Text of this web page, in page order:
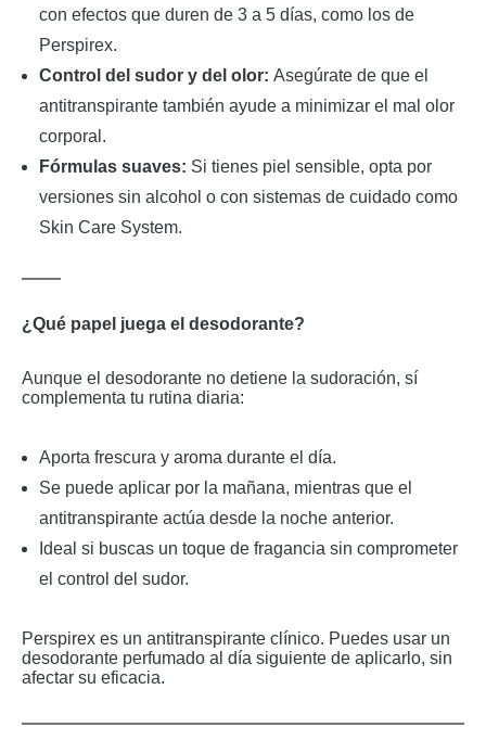
con efectos que duren de 3 a 5 días, como los de
Perspirex.
Control del sudor y del olor: Asegúrate de que el
antitranspirante también ayude a minimizar el mal olor
corporal.
Fórmulas suaves: Si tienes piel sensible, opta por
versiones sin alcohol o con sistemas de cuidado como
Skin Care System.
¿Qué papel juega el desodorante?
Aunque el desodorante no detiene la sudoración, sí
complementa tu rutina diaria:
Aporta frescura y aroma durante el día.
Se puede aplicar por la mañana, mientras que el
antitranspirante actúa desde la noche anterior.
Ideal si buscas un toque de fragancia sin comprometer
el control del sudor.
Perspirex es un antitranspirante clínico. Puedes usar un
desodorante perfumado al día siguiente de aplicarlo, sin
afectar su eficacia.